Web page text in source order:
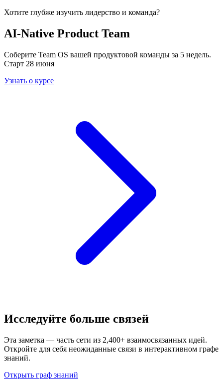
Хотите глубже изучить лидерство и команда?
AI-Native Product Team
Соберите Team OS вашей продуктовой команды за 5 недель.
Старт 28 июня
Узнать о курсе
Исследуйте больше связей
Эта заметка — часть сети из 2,400+ взаимосвязанных идей.
Откройте для себя неожиданные связи в интерактивном графе
знаний.
Открыть граф знаний